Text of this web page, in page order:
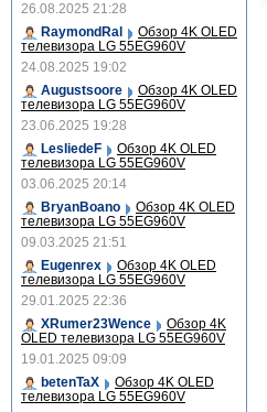
26.08.2025 21:28
RaymondRal
Обзор 4K OLED
телевизора LG 55EG960V
24.08.2025 19:02
Augustsoore
Обзор 4K OLED
телевизора LG 55EG960V
23.06.2025 19:28
LesliedeF
Обзор 4K OLED
телевизора LG 55EG960V
03.06.2025 20:14
BryanBoano
Обзор 4K OLED
телевизора LG 55EG960V
09.03.2025 21:51
Eugenrex
Обзор 4K OLED
телевизора LG 55EG960V
29.01.2025 22:36
XRumer23Wence
Обзор 4K
OLED телевизора LG 55EG960V
19.01.2025 09:09
betenTaX
Обзор 4K OLED
телевизора LG 55EG960V